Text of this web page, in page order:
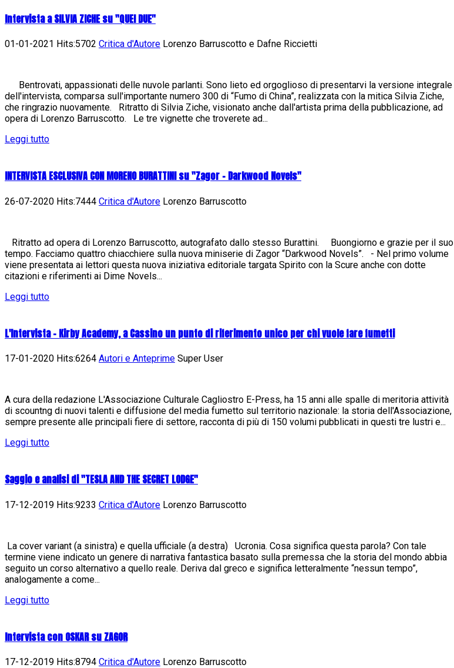
Intervista a SILVIA ZICHE su "QUEI DUE"
01-01-2021 Hits:5702 Critica d'Autore Lorenzo Barruscotto e Dafne Riccietti
Bentrovati, appassionati delle nuvole parlanti. Sono lieto ed orgoglioso di presentarvi la versione integrale
dell'intervista, comparsa sull'importante numero 300 di “Fumo di China”, realizzata con la mitica Silvia Ziche,
che ringrazio nuovamente. Ritratto di Silvia Ziche, visionato anche dall'artista prima della pubblicazione, ad
opera di Lorenzo Barruscotto. Le tre vignette che troverete ad...
Leggi tutto
INTERVISTA ESCLUSIVA CON MORENO BURATTINI su "Zagor - Darkwood Novels"
26-07-2020 Hits:7444 Critica d'Autore Lorenzo Barruscotto
Ritratto ad opera di Lorenzo Barruscotto, autografato dallo stesso Burattini. Buongiorno e grazie per il suo
tempo. Facciamo quattro chiacchiere sulla nuova miniserie di Zagor “Darkwood Novels”. - Nel primo volume
viene presentata ai lettori questa nuova iniziativa editoriale targata Spirito con la Scure anche con dotte
citazioni e riferimenti ai Dime Novels...
Leggi tutto
L'Intervista - Kirby Academy, a Cassino un punto di riferimento unico per chi vuole fare fumetti
17-01-2020 Hits:6264 Autori e Anteprime Super User
A cura della redazione L'Associazione Culturale Cagliostro E-Press, ha 15 anni alle spalle di meritoria attività
di scountng di nuovi talenti e diffusione del media fumetto sul territorio nazionale: la storia dell'Associazione,
sempre presente alle principali fiere di settore, racconta di più di 150 volumi pubblicati in questi tre lustri e...
Leggi tutto
Saggio e analisi di "TESLA AND THE SECRET LODGE"
17-12-2019 Hits:9233 Critica d'Autore Lorenzo Barruscotto
La cover variant (a sinistra) e quella ufficiale (a destra) Ucronia. Cosa significa questa parola? Con tale
termine viene indicato un genere di narrativa fantastica basato sulla premessa che la storia del mondo abbia
seguito un corso alternativo a quello reale. Deriva dal greco e significa letteralmente “nessun tempo”,
analogamente a come...
Leggi tutto
Intervista con OSKAR su ZAGOR
17-12-2019 Hits:8794 Critica d'Autore Lorenzo Barruscotto